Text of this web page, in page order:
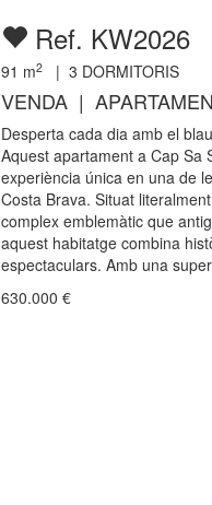
Ref. KW2026
91 m2| 3 DORMITORIS
VENDA |
Desperta cada dia amb el
Aquest apartament a Cap Sa
experiència única en una de
Costa Brava. Situat
complex emblemàtic que
aquest habitatge combina
espectaculars. Amb una
630.000 €